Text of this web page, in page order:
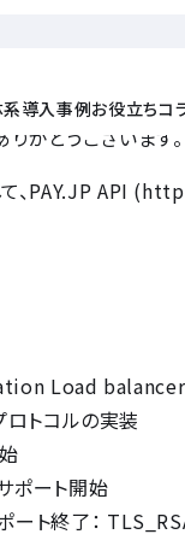
導入事例お役立ちコ
がとうございます。
、PAY.JP API
Load
ロトコルの実装
ポート開始
ート終了：